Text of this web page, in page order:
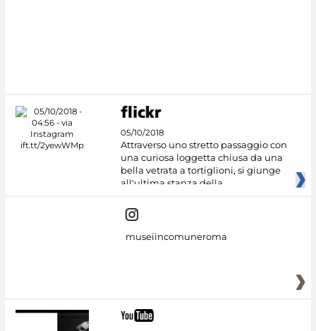
05/10/2018
Attraverso uno stretto passaggio con
una curiosa loggetta chiusa da una
bella vetrata a tortiglioni, si giunge
all'ultima stanza della
museiincomuneroma